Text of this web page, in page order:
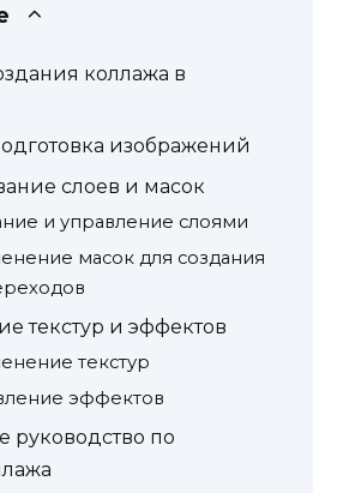
коллажа в
изображений
слоев и масок
и управление слоями
масок для создания
текстур и эффектов
текстур
эффектов
руководство по